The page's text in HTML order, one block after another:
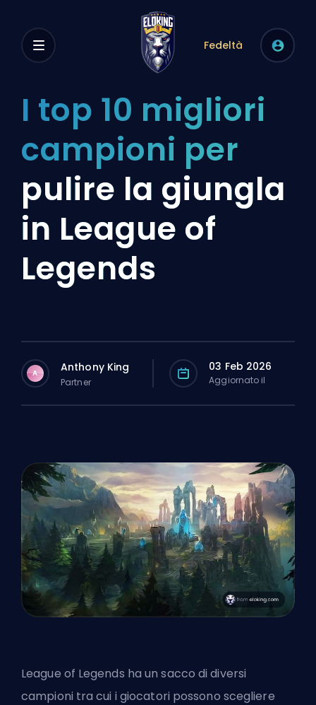
Fedeltà
I top 10 migliori
campioni per
pulire la giungla
in League of
Legends
A Anthony King
Partner
03 Feb 2026
Aggiornato il
League of Legends ha un sacco di diversi
campioni tra cui i giocatori possono scegliere